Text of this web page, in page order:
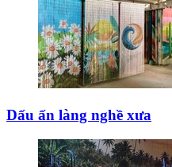
Dấu ấn làng nghề xưa